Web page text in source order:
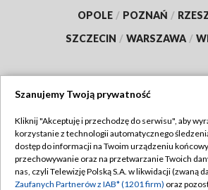
OPOLE / POZNAŃ /
SZCZECIN / WARSZAWA /
TVP
Abonament TVP
Emisja w TVP
Regulamin TVP
Polityka
Szanujemy Twoją prywatność
Kliknij "Akceptuję i przechodzę do serwisu", aby
korzystanie z technologii automatycznego
dostęp do informacji na Twoim urządzeniu
przechowywanie oraz na przetwarzanie Twoich
nas, czyli Telewizję Polską S.A. w likwidacji (zwaną
Zaufanych Partnerów z IAB* (1201 firm) oraz